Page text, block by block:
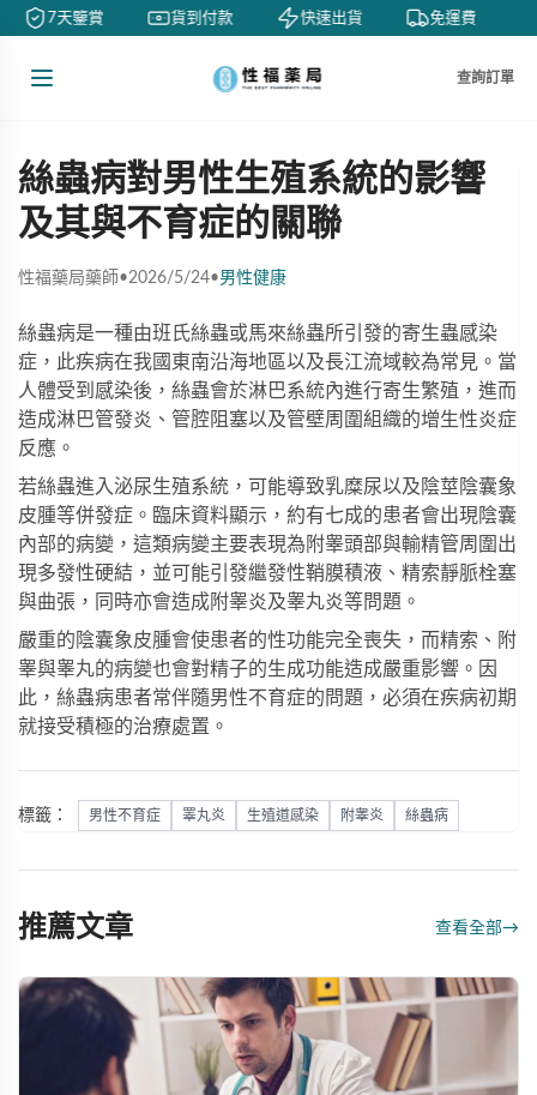
7天鑒賞 貨到付款 快速出貨 免運費
查詢訂單
絲蟲病對男性生殖系統的影響
及其與不育症的關聯
性福藥局藥師•2026/5/24•男性健康
絲蟲病是一種由班氏絲蟲或馬來絲蟲所引發的寄生蟲感染
症，此疾病在我國東南沿海地區以及長江流域較為常見。當
人體受到感染後，絲蟲會於淋巴系統內進行寄生繁殖，進而
造成淋巴管發炎、管腔阻塞以及管壁周圍組織的增生性炎症
反應。
若絲蟲進入泌尿生殖系統，可能導致乳糜尿以及陰莖陰囊象
皮腫等併發症。臨床資料顯示，約有七成的患者會出現陰囊
內部的病變，這類病變主要表現為附睾頭部與輸精管周圍出
現多發性硬結，並可能引發繼發性鞘膜積液、精索靜脈栓塞
與曲張，同時亦會造成附睾炎及睾丸炎等問題。
嚴重的陰囊象皮腫會使患者的性功能完全喪失，而精索、附
睾與睾丸的病變也會對精子的生成功能造成嚴重影響。因
此，絲蟲病患者常伴隨男性不育症的問題，必須在疾病初期
就接受積極的治療處置。
標籤： 男性不育症 睪丸炎 生殖道感染 附睾炎 絲蟲病
推薦文章 查看全部→